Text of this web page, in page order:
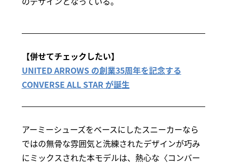
【併せてチェックしたい】
UNITED ARROWS の創業35周年を記念する
CONVERSE ALL STAR が誕生
アーミーシューズをベースにしたスニーカーなら
ではの無骨な雰囲気と洗練されたデザインが巧み
にミックスされた本モデルは、熱心な〈コンバー